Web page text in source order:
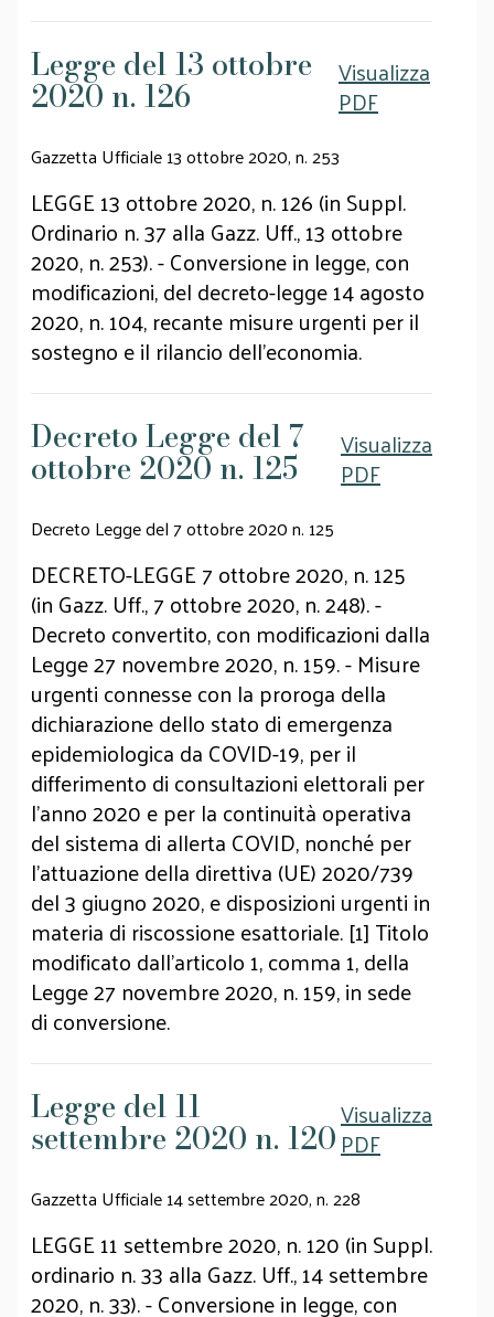
Legge del 13 ottobre
2020 n. 126
Visualizza
PDF
Gazzetta Ufficiale 13 ottobre 2020, n. 253
LEGGE 13 ottobre 2020, n. 126 (in Suppl.
Ordinario n. 37 alla Gazz. Uff., 13 ottobre
2020, n. 253). - Conversione in legge, con
modificazioni, del decreto-legge 14 agosto
2020, n. 104, recante misure urgenti per il
sostegno e il rilancio dell'economia.
Decreto Legge del 7
ottobre 2020 n. 125
Visualizza
PDF
Decreto Legge del 7 ottobre 2020 n. 125
DECRETO-LEGGE 7 ottobre 2020, n. 125
(in Gazz. Uff., 7 ottobre 2020, n. 248). -
Decreto convertito, con modificazioni dalla
Legge 27 novembre 2020, n. 159. - Misure
urgenti connesse con la proroga della
dichiarazione dello stato di emergenza
epidemiologica da COVID-19, per il
differimento di consultazioni elettorali per
l'anno 2020 e per la continuità operativa
del sistema di allerta COVID, nonché per
l'attuazione della direttiva (UE) 2020/739
del 3 giugno 2020, e disposizioni urgenti in
materia di riscossione esattoriale. [1] Titolo
modificato dall'articolo 1, comma 1, della
Legge 27 novembre 2020, n. 159, in sede
di conversione.
Legge del 11
settembre 2020 n. 120
Visualizza
PDF
Gazzetta Ufficiale 14 settembre 2020, n. 228
LEGGE 11 settembre 2020, n. 120 (in Suppl.
ordinario n. 33 alla Gazz. Uff., 14 settembre
2020, n. 33). - Conversione in legge, con